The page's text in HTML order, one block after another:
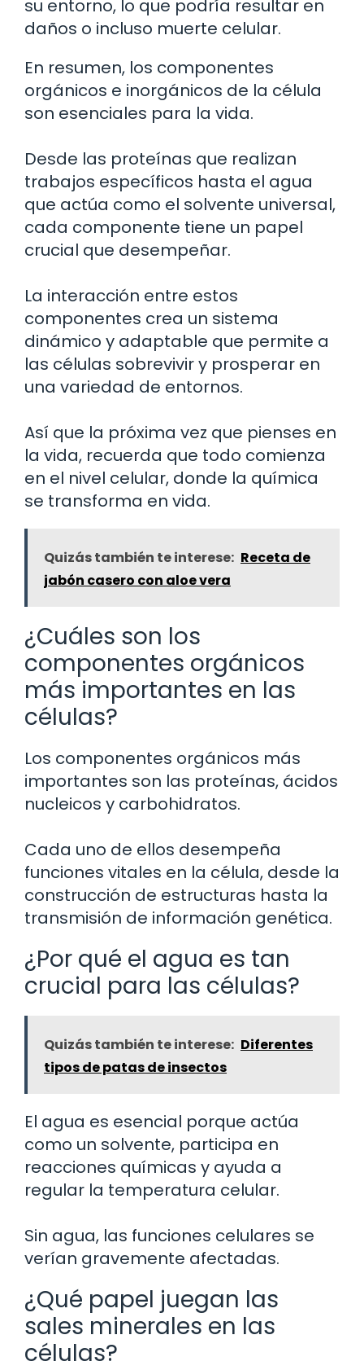
su entorno, lo que podría resultar en
daños o incluso muerte celular.
En resumen, los componentes
orgánicos e inorgánicos de la célula
son esenciales para la vida.
Desde las proteínas que realizan
trabajos específicos hasta el agua
que actúa como el solvente universal,
cada componente tiene un papel
crucial que desempeñar.
La interacción entre estos
componentes crea un sistema
dinámico y adaptable que permite a
las células sobrevivir y prosperar en
una variedad de entornos.
Así que la próxima vez que pienses en
la vida, recuerda que todo comienza
en el nivel celular, donde la química
se transforma en vida.
Quizás también te interese: Receta de
jabón casero con aloe vera
¿Cuáles son los
componentes orgánicos
más importantes en las
células?
Los componentes orgánicos más
importantes son las proteínas, ácidos
nucleicos y carbohidratos.
Cada uno de ellos desempeña
funciones vitales en la célula, desde la
construcción de estructuras hasta la
transmisión de información genética.
¿Por qué el agua es tan
crucial para las células?
Quizás también te interese: Diferentes
tipos de patas de insectos
El agua es esencial porque actúa
como un solvente, participa en
reacciones químicas y ayuda a
regular la temperatura celular.
Sin agua, las funciones celulares se
verían gravemente afectadas.
¿Qué papel juegan las
sales minerales en las
células?